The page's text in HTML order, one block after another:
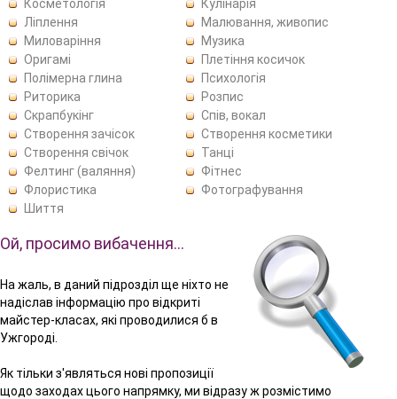
Косметологія
Кулінарія
Ліплення
Малювання, живопис
Миловаріння
Музика
Оригамі
Плетіння косичок
Полімерна глина
Психологія
Риторика
Розпис
Скрапбукінг
Спів, вокал
Створення зачісок
Створення косметики
Створення свічок
Танці
Фелтинг (валяння)
Фітнес
Флористика
Фотографування
Шиття
Ой, просимо вибачення…
На жаль, в даний підрозділ ще ніхто не
надіслав інформацію про відкриті
майстер-класах, які проводилися б в
Ужгороді.
Як тільки з'являться нові пропозиції
щодо заходах цього напрямку, ми відразу ж розмістимо